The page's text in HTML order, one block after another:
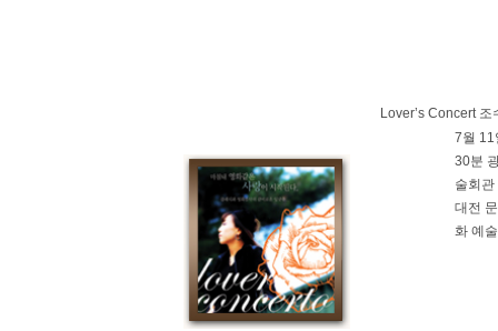
Lover’s Concert 조
7월 11
30분
술회
대전
화 예